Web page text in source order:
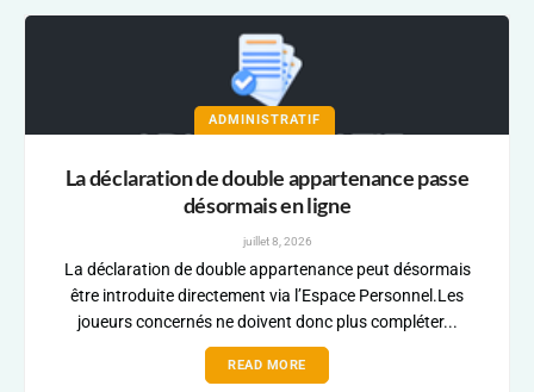
ADMINISTRATIF
La déclaration de double appartenance passe
désormais en ligne
juillet 8, 2026
La déclaration de double appartenance peut désormais
être introduite directement via l’Espace Personnel.Les
joueurs concernés ne doivent donc plus compléter...
READ MORE